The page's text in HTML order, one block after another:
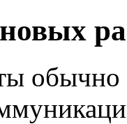
обычно